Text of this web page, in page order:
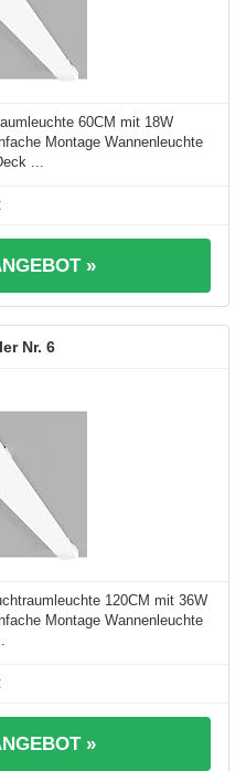
60CM mit 18W
Montage Wannenleuchte
...
»
6
120CM mit 36W
Montage Wannenleuchte
»